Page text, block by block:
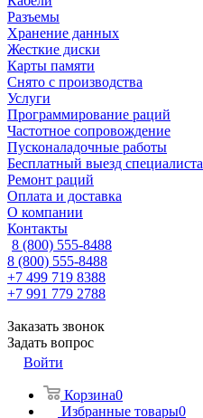
Разъемы
Хранение данных
Жесткие диски
Карты памяти
Снято с производства
Услуги
Программирование раций
Частотное сопровождение
Пусконаладочные работы
Бесплатный выезд специалиста
Ремонт раций
Оплата и доставка
О компании
Контакты
8 (800) 555-8488
8 (800) 555-8488
+7 499 719 8388
+7 991 779 2788
Заказать звонок
Задать вопрос
Войти
Корзина0
Избранные товары0